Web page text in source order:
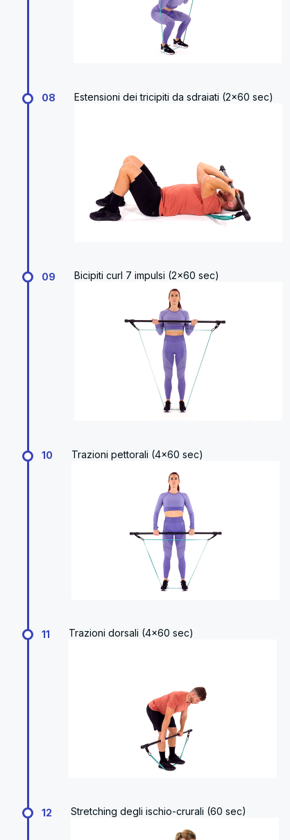
08 Estensioni dei tricipiti da sdraiati (2x60 sec)
09 Bicipiti curl 7 impulsi (2x60 sec)
10 Trazioni pettorali (4x60 sec)
11 Trazioni dorsali (4x60 sec)
12 Stretching degli ischio-crurali (60 sec)